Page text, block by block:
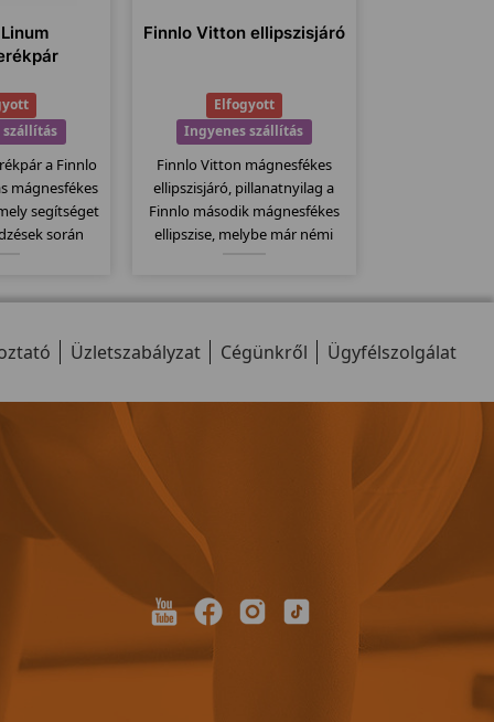
a Finnlo
mágnesfékes
segítséget
során
könnyen
Finnlo Vitton ellipszisjáró
Elfogyott
Ingyenes szállítás
Finnlo Vitton mágnesfékes
ellipszisjáró, pillanatnyilag a
Finnlo második mágnesfékes
ellipszise, melybe már némi
Finum-ba. 18 kg-os lendkerékkel
tehetjük változatossá
Üzletszabályzat Cégünkről Ügyfélszolgálat